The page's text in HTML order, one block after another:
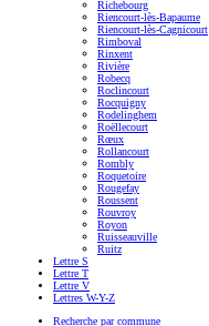
Richebourg
Riencourt-lès-Bapaume
Riencourt-lès-Cagnicourt
Rimboval
Rinxent
Rivière
Robecq
Roclincourt
Rocquigny
Rodelinghem
Roëllecourt
Rœux
Rollancourt
Rombly
Roquetoire
Rougefay
Roussent
Rouvroy
Royon
Ruisseauville
Ruitz
Lettre S
Lettre T
Lettre V
Lettres W-Y-Z
Recherche par commune